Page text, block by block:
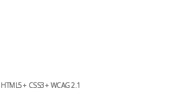
HTML5+ CSS3+ WCAG 2.1